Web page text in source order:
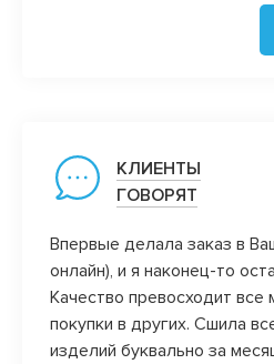
КЛИЕНТЫ
ГОВОРЯТ
Впервые делала заказ в
онлайн), и я наконец-то
Качество превосходит
покупки в других. Сшила
изделий буквально за